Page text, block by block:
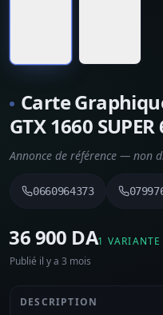
Carte
GTX 1660 SUPER
Annonce de référence — non
0660964373
⁦36 900 DA⁩1
Publié il y a 3 mois
DESCRIPTION